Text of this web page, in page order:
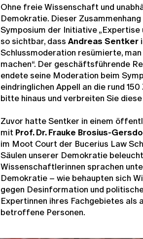
Ohne freie Wissenschaft und
Demokratie. Dieser
Symposium der Initiative
so sichtbar, dass Andreas Sentker
Schlussmoderation resümierte,
machen“. Der geschäftsführende
endete seine Moderation beim
eindringlichen Appell an die rund 150
bitte hinaus und verbreiten Sie
Zuvor hatte Sentker in einem
mit Prof. Dr. Frauke Brosius-
im Moot Court der Bucerius Law
Säulen unserer Demokratie
Wissenschaftlerinnen sprachen
Demokratie – wie behaupten sich
gegen Desinformation und
Expertinnen ihres Fachgebietes als
betroffene Personen.